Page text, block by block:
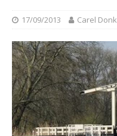
17/09/2013 Carel Donk